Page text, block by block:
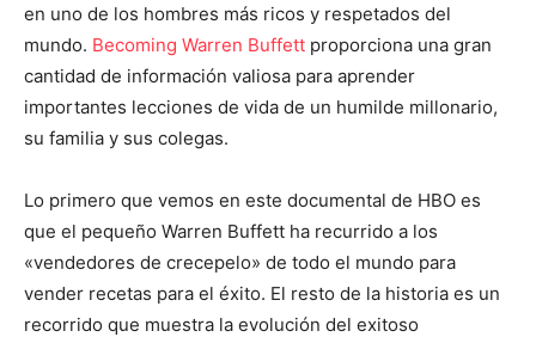
en uno de los hombres más ricos y respetados del
mundo. Becoming Warren Buffett proporciona una gran
cantidad de información valiosa para aprender
importantes lecciones de vida de un humilde millonario,
su familia y sus colegas.
Lo primero que vemos en este documental de HBO es
que el pequeño Warren Buffett ha recurrido a los
«vendedores de crecepelo» de todo el mundo para
vender recetas para el éxito. El resto de la historia es un
recorrido que muestra la evolución del exitoso